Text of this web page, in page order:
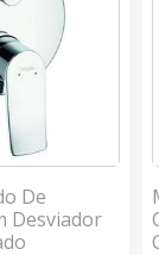
De
Desviador